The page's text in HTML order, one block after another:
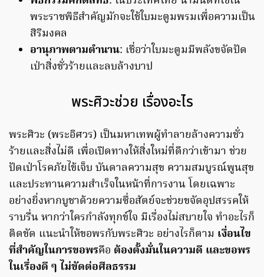
พระราชพิธีสำคัญมักจะใช้ใบมะตูมพรมเพื่อความเป็น
สิริมงคล
อานุภาพตามตำนาน: เชื่อว่าใบมะตูมมีพลังขจัดปัด
เป่าสิ่งชั่วร้ายและลบล้างบาป
พระศิวะช่วย เรื่องอะไร
พระศิวะ (พระอิศวร) เป็นมหาเทพผู้ทำลายล้างความชั่ว
ร้ายและสิ่งไม่ดี เพื่อเปิดทางให้สิ่งใหม่ที่ดีกว่าเข้ามา ช่วย
ปัดเป่าโรคภัยไข้เจ็บ บันดาลความสุข ความสมบูรณ์พูนสุข
และประทานความสำเร็จในหน้าที่การงาน โดยเฉพาะ
อย่างยิ่งหากบูชาด้วยความซื่อสัตย์จะช่วยขจัดอุปสรรคให้
ราบรื่น หากว่าใครกำลังทุกข์ใจ มีเรื่องไม่สบายใจ ทำอะไรก็
ติดขัด แนะนำให้ขอพรกับพระศิวะ อย่างไรก็ตาม เงื่อนไข
ที่สำคัญในการขอพรคือ ต้องตั้งมั่นในความดี และขอพร
ในเรื่องดี ๆ ไม่ขัดต่อศีลธรรม